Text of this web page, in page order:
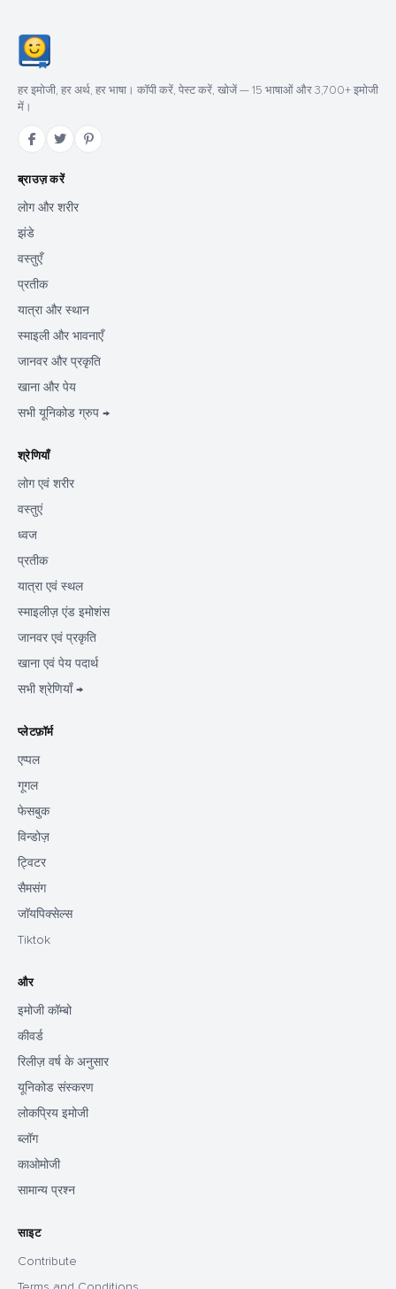
हर इमोजी, हर अर्थ, हर भाषा। कॉपी करें, पेस्ट करें, खोजें — 15 भाषाओं और 3,700+ इमोजी
में।
ब्राउज़ करें
लोग और शरीर
झंडे
वस्तुएँ
प्रतीक
यात्रा और स्थान
स्माइली और भावनाएँ
जानवर और प्रकृति
खाना और पेय
सभी यूनिकोड ग्रुप →
श्रेणियाँ
लोग एवं शरीर
वस्तुएं
ध्वज
प्रतीक
यात्रा एवं स्थल
स्माइलीज़ एंड इमोशंस
जानवर एवं प्रकृति
खाना एवं पेय पदार्थ
सभी श्रेणियाँ →
प्लेटफ़ॉर्म
एप्पल
गूगल
फेसबुक
विन्डोज़
ट्विटर
सैमसंग
जॉयपिक्सेल्स
Tiktok
और
इमोजी कॉम्बो
कीवर्ड
रिलीज़ वर्ष के अनुसार
यूनिकोड संस्करण
लोकप्रिय इमोजी
ब्लॉग
काओमोजी
सामान्य प्रश्न
साइट
Contribute